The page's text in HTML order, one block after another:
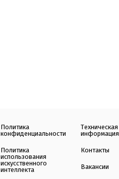
Политика
конфиденциальности
Политика
использования
искусственного
интеллекта
Техническая
информация
Контакты
Вакансии